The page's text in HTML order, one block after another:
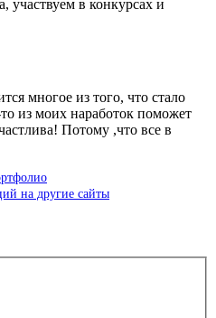
участвуем в конкурсах и
многое из того, что стало
из моих наработок поможет
Потому ,что все в
на другие сайты